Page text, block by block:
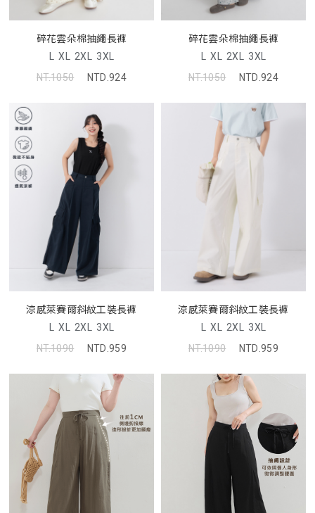
碎花雲朵棉抽繩長褲
L XL 2XL 3XL
NT.1050
NTD.924
碎花雲朵棉抽繩長褲
L XL 2XL 3XL
NT.1050
NTD.924
涼感萊賽爾斜紋工裝長褲
L XL 2XL 3XL
NT.1090
NTD.959
涼感萊賽爾斜紋工裝長褲
L XL 2XL 3XL
NT.1090
NTD.959